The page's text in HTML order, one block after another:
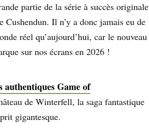
partie de la série à succès originale
Il n’y a donc jamais eu de
réel qu’aujourd’hui, car le nouveau
sur nos écrans en 2026 !
authentiques Game of
de Winterfell, la saga fantastique
gigantesque.